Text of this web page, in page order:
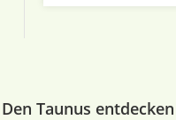
Den Taunus entdecken